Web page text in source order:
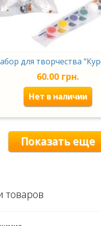
для творчества
60.00 грн.
Нет в наличии
Показать еще
товаров